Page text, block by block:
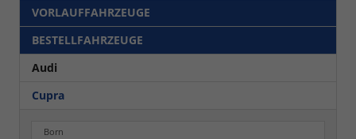
VORLAUFFAHRZEUGE
BESTELLFAHRZEUGE
Audi
Cupra
Born